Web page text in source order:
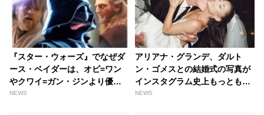
『スター・ウォーズ』でなぜダ
ース・ベイダーは、オビ=ワン
やクワイ=ガン・ジンより優れ
ているのか コミック最新号の
NEWS
アリアナ・グランデ、ダルト
ン・ゴメスとの結婚式の写真が
インスタグラム史上もっとも
「いいね」数を獲得した人々の
NEWS